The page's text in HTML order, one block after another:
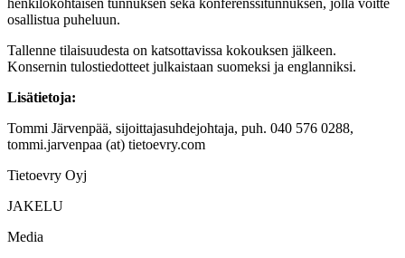
osallistua puheluun.
Tallenne tilaisuudesta on katsottavissa kokouksen jälkeen.
Konsernin tulostiedotteet julkaistaan suomeksi ja englanniksi.
Lisätietoja:
Tommi Järvenpää, sijoittajasuhdejohtaja, puh. 040 576 0288,
tommi.jarvenpaa (at) tietoevry.com
Tietoevry Oyj
JAKELU
Media